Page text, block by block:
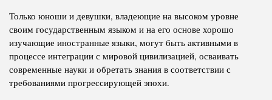
Только юноши и девушки, владеющие на высоком уровне
своим государственным языком и на его основе хорошо
изучающие иностранные языки, могут быть активными в
процессе интеграции с мировой цивилизацией, осваивать
современные науки и обретать знания в соответствии с
требованиями прогрессирующей эпохи.